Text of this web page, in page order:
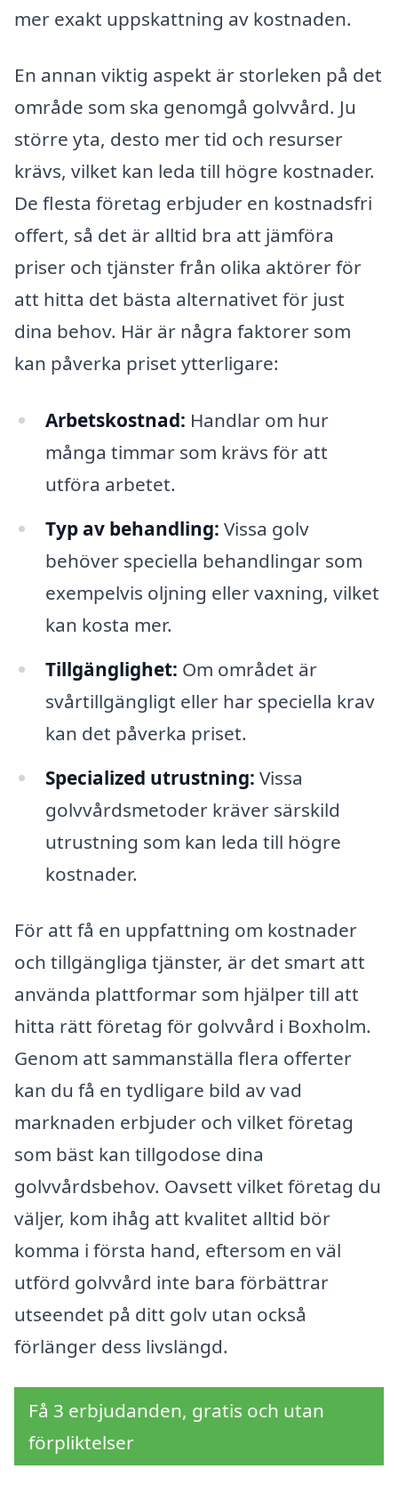
mer exakt uppskattning av kostnaden.
En annan viktig aspekt är storleken på det
område som ska genomgå golvvård. Ju
större yta, desto mer tid och resurser
krävs, vilket kan leda till högre kostnader.
De flesta företag erbjuder en kostnadsfri
offert, så det är alltid bra att jämföra
priser och tjänster från olika aktörer för
att hitta det bästa alternativet för just
dina behov. Här är några faktorer som
kan påverka priset ytterligare:
Arbetskostnad: Handlar om hur
många timmar som krävs för att
utföra arbetet.
Typ av behandling: Vissa golv
behöver speciella behandlingar som
exempelvis oljning eller vaxning, vilket
kan kosta mer.
Tillgänglighet: Om området är
svårtillgängligt eller har speciella krav
kan det påverka priset.
Specialized utrustning: Vissa
golvvårdsmetoder kräver särskild
utrustning som kan leda till högre
kostnader.
För att få en uppfattning om kostnader
och tillgängliga tjänster, är det smart att
använda plattformar som hjälper till att
hitta rätt företag för golvvård i Boxholm.
Genom att sammanställa flera offerter
kan du få en tydligare bild av vad
marknaden erbjuder och vilket företag
som bäst kan tillgodose dina
golvvårdsbehov. Oavsett vilket företag du
väljer, kom ihåg att kvalitet alltid bör
komma i första hand, eftersom en väl
utförd golvvård inte bara förbättrar
utseendet på ditt golv utan också
förlänger dess livslängd.
Få 3 erbjudanden, gratis och utan
förpliktelser